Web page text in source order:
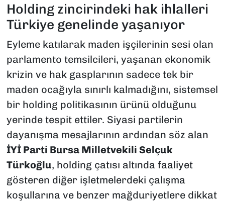
Holding zincirindeki hak ihlalleri
Türkiye genelinde yaşanıyor
Eyleme katılarak maden işçilerinin sesi olan
parlamento temsilcileri, yaşanan ekonomik
krizin ve hak gasplarının sadece tek bir
maden ocağıyla sınırlı kalmadığını, sistemsel
bir holding politikasının ürünü olduğunu
yerinde tespit ettiler. Siyasi partilerin
dayanışma mesajlarının ardından söz alan
İYİ Parti Bursa Milletvekili Selçuk
Türkoğlu, holding çatısı altında faaliyet
gösteren diğer işletmelerdeki çalışma
koşullarına ve benzer mağduriyetlere dikkat